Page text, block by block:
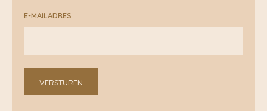
E-MAILADRES
VERSTUREN